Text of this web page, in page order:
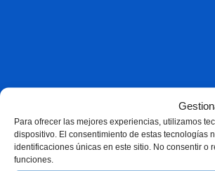
Para ofrecer las mejores experiencias, utilizamos
dispositivo. El consentimiento de estas tecnologías
identificaciones únicas en este sitio. No consentir o
funciones.